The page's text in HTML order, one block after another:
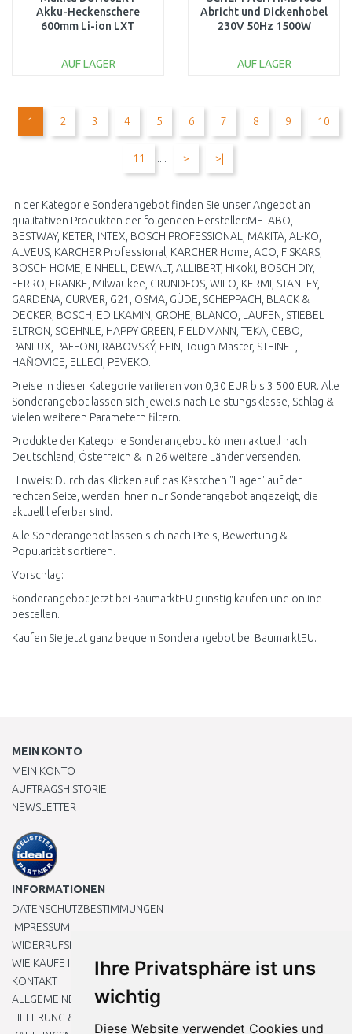
Ihre Privatsphäre ist uns
wichtig
Diese Website verwendet Cookies und
Akku-Heckenschere
600mm Li-ion LXT
AUF LAGER
Vergleichen
Abricht und Dickenhobel
230V 50Hz 1500W
AUF LAGER
Vergleichen
1 2 3 4 5 6 7 8 9 10
11 .... > >|
In der Kategorie Sonderangebot finden Sie unser Angebot an
qualitativen Produkten der folgenden Hersteller:METABO,
BESTWAY, KETER, INTEX, BOSCH PROFESSIONAL, MAKITA, AL-KO,
ALVEUS, KÄRCHER Professional, KÄRCHER Home, ACO, FISKARS,
BOSCH HOME, EINHELL, DEWALT, ALLIBERT, Hikoki, BOSCH DIY,
FERRO, FRANKE, Milwaukee, GRUNDFOS, WILO, KERMI, STANLEY,
GARDENA, CURVER, G21, OSMA, GÜDE, SCHEPPACH, BLACK &
DECKER, BOSCH, EDILKAMIN, GROHE, BLANCO, LAUFEN, STIEBEL
ELTRON, SOEHNLE, HAPPY GREEN, FIELDMANN, TEKA, GEBO,
PANLUX, PAFFONI, RABOVSKÝ, FEIN, Tough Master, STEINEL,
HAŇOVICE, ELLECI, PEVEKO.
Preise in dieser Kategorie variieren von 0,30 EUR bis 3 500 EUR. Alle
Sonderangebot lassen sich jeweils nach Leistungsklasse, Schlag &
vielen weiteren Parametern filtern.
Produkte der Kategorie Sonderangebot können aktuell nach
Deutschland, Österreich & in 26 weitere Länder versenden.
Hinweis: Durch das Klicken auf das Kästchen "Lager" auf der
rechten Seite, werden Ihnen nur Sonderangebot angezeigt, die
aktuell lieferbar sind.
Alle Sonderangebot lassen sich nach Preis, Bewertung &
Popularität sortieren.
Vorschlag:
Sonderangebot jetzt bei BaumarktEU günstig kaufen und online
bestellen.
Kaufen Sie jetzt ganz bequem Sonderangebot bei BaumarktEU.
MEIN KONTO
MEIN KONTO
AUFTRAGSHISTORIE
NEWSLETTER
INFORMATIONEN
DATENSCHUTZBESTIMMUNGEN
IMPRESSUM
WIDERRUFSRECHT
WIE KAUFE ICH EIN?
KONTAKT
ALLGEMEINEN GESCHÄFTSBEDINGUNGEN
LIEFERUNG & ZAHLUNG